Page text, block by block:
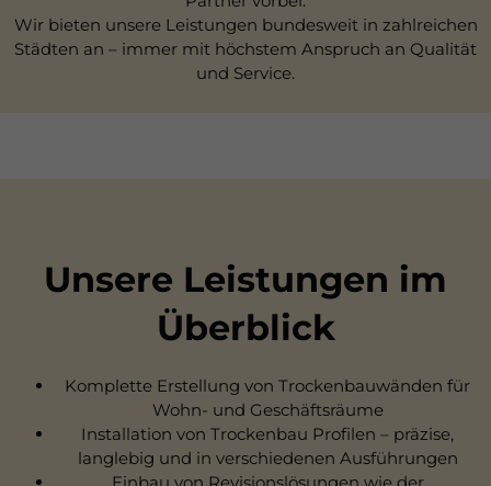
Wir bieten unsere Leistungen bundesweit in zahlreichen
Städten an – immer mit höchstem Anspruch an Qualität
und Service.
Unsere Leistungen im
Überblick
Komplette Erstellung von Trockenbauwänden für
Wohn- und Geschäftsräume
Installation von Trockenbau Profilen – präzise,
langlebig und in verschiedenen Ausführungen